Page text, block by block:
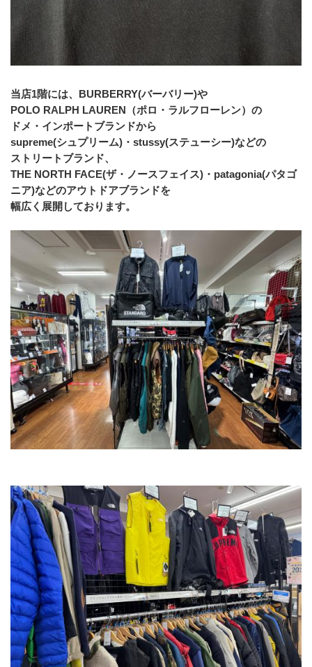
当店1階には、BURBERRY(バーバリー)や
POLO RALPH LAUREN（ポロ・ラルフローレン）の
ドメ・インポートブランドから
supreme(シュプリーム)・stussy(ステューシー)などの
ストリートブランド、
THE NORTH FACE(ザ・ノースフェイス)・patagonia(パタゴ
ニア)などのアウトドアブランドを
幅広く展開しております。